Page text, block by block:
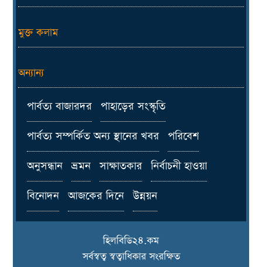
মুক্ত কলাম
অন্যান্য
পার্বত্য বাজারদর পাহাড়ের সংস্কৃতি
পার্বত্য সম্পর্কিত অন্য স্থানের খবর পরিবেশ
অনুসন্ধান ভ্রমন সাক্ষাতকার নির্বাচনী হাওয়া
বিনোদন আজকের দিনে উন্নয়ন
হিলবিডি২৪.কম
সর্বস্বত্ব স্বত্বাধিকার সংরক্ষিত